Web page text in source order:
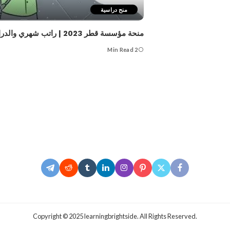
منح دراسية
منحة مؤسسة قطر 2023 | راتب شهري والدراسة مجاناً – تعرف على التفاصيل
2 Min Read
.Copyright © 2025 learningbrightside. All Rights Reserved